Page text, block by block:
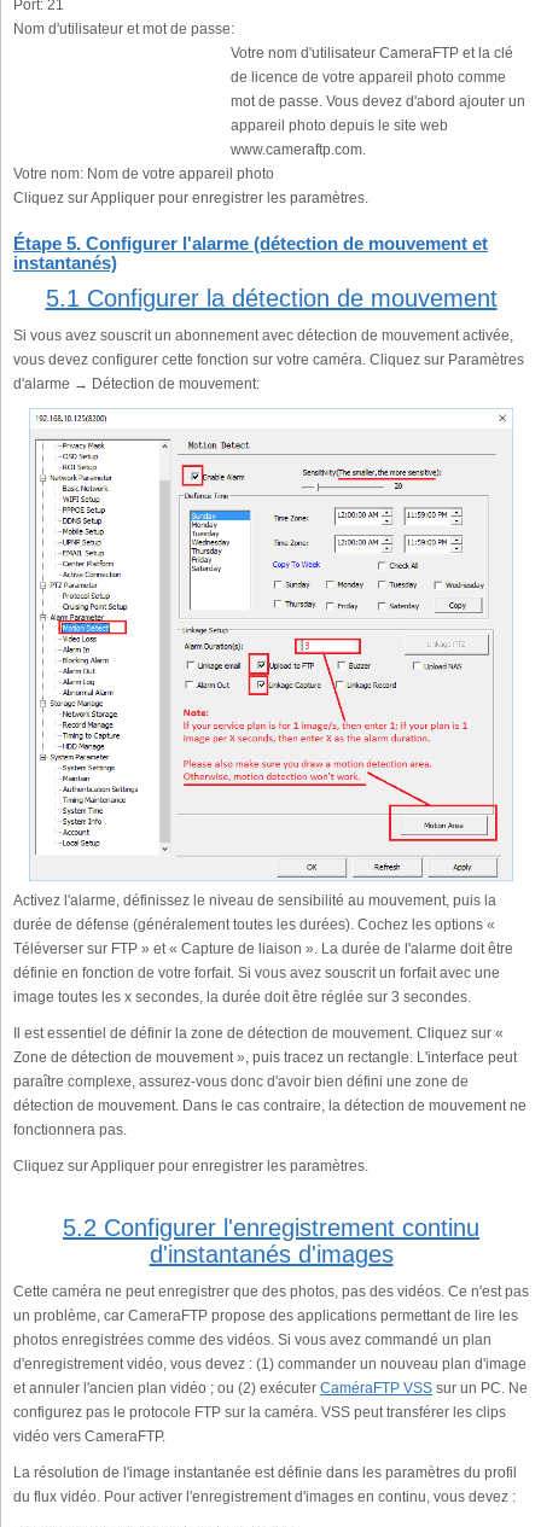
Port: 21
Nom d'utilisateur et mot de passe:
Votre nom d'utilisateur CameraFTP et la clé
de licence de votre appareil photo comme
mot de passe. Vous devez d'abord ajouter un
appareil photo depuis le site web
www.cameraftp.com.
Votre nom: Nom de votre appareil photo
Cliquez sur Appliquer pour enregistrer les paramètres.
Étape 5. Configurer l'alarme (détection de mouvement et
instantanés)
5.1 Configurer la détection de mouvement
Si vous avez souscrit un abonnement avec détection de mouvement activée,
vous devez configurer cette fonction sur votre caméra. Cliquez sur Paramètres
d'alarme → Détection de mouvement:
Activez l'alarme, définissez le niveau de sensibilité au mouvement, puis la
durée de défense (généralement toutes les durées). Cochez les options «
Téléverser sur FTP » et « Capture de liaison ». La durée de l'alarme doit être
définie en fonction de votre forfait. Si vous avez souscrit un forfait avec une
image toutes les x secondes, la durée doit être réglée sur 3 secondes.
Il est essentiel de définir la zone de détection de mouvement. Cliquez sur «
Zone de détection de mouvement », puis tracez un rectangle. L'interface peut
paraître complexe, assurez-vous donc d'avoir bien défini une zone de
détection de mouvement. Dans le cas contraire, la détection de mouvement ne
fonctionnera pas.
Cliquez sur Appliquer pour enregistrer les paramètres.
5.2 Configurer l'enregistrement continu
d'instantanés d'images
Cette caméra ne peut enregistrer que des photos, pas des vidéos. Ce n'est pas
un problème, car CameraFTP propose des applications permettant de lire les
photos enregistrées comme des vidéos. Si vous avez commandé un plan
d'enregistrement vidéo, vous devez : (1) commander un nouveau plan d'image
et annuler l'ancien plan vidéo ; ou (2) exécuter CaméraFTP VSS sur un PC. Ne
configurez pas le protocole FTP sur la caméra. VSS peut transférer les clips
vidéo vers CameraFTP.
La résolution de l'image instantanée est définie dans les paramètres du profil
du flux vidéo. Pour activer l'enregistrement d'images en continu, vous devez :